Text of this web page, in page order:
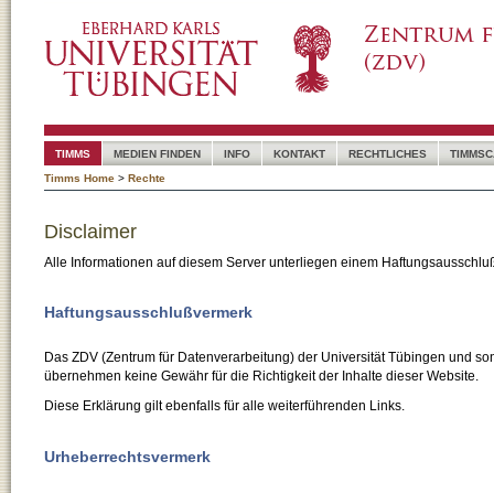
TIMMS MEDIEN FINDEN INFO KONTAKT RECHTLICHES
Timms Home > Rechte
Disclaimer
Alle Informationen auf diesem Server unterliegen einem
Haftungsausschlußvermerk
Das ZDV (Zentrum für Datenverarbeitung) der Universität Tübingen und
übernehmen keine Gewähr für die Richtigkeit der Inhalte dieser Website.
Diese Erklärung gilt ebenfalls für alle weiterführenden Links.
Urheberrechtsvermerk